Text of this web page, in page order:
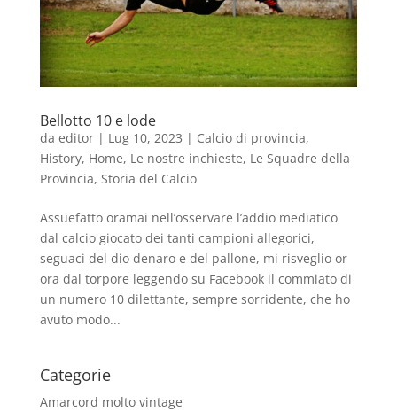
Bellotto 10 e lode
da editor| Lug 10, 2023 | Calcio di provincia,
History, Home, Le nostre inchieste, Le Squadre della
Provincia, Storia del Calcio
Assuefatto oramai nell’osservare l’addio mediatico
dal calcio giocato dei tanti campioni allegorici,
seguaci del dio denaro e del pallone, mi risveglio or
ora dal torpore leggendo su Facebook il commiato di
un numero 10 dilettante, sempre sorridente, che ho
avuto modo...
Categorie
Amarcord molto vintage